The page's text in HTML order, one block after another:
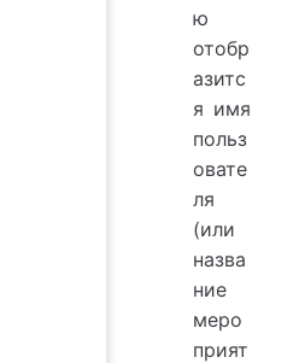
ю
отобр
азитс
я имя
польз
овате
ля
(или
назва
ние
меро
прият